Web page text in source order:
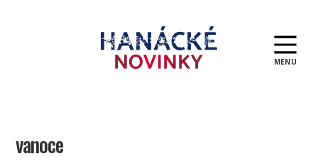
MENU
vanoce